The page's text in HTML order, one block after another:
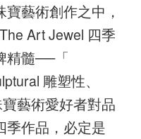
藝術創作之中，
Art Jewel 四季
精髓──「
雕塑性、
藝術愛好者對品
季作品，必定是